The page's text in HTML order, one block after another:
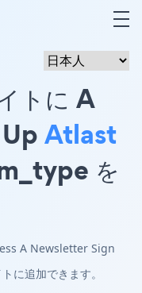
トに A
Atlast
を
A Newsletter Sign
に追加できます。